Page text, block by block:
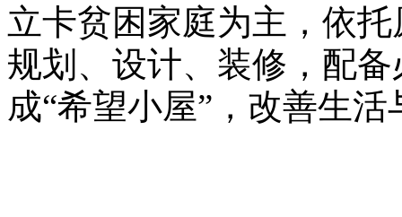
立卡贫困家庭为主，依
规划、设计、装修，配
成“希望小屋”，改善生